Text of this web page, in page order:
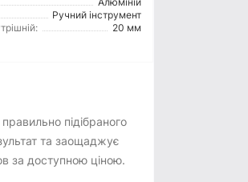
Ручний інструмент
20 мм
підібраного
та заощаджує
за доступною ціною.